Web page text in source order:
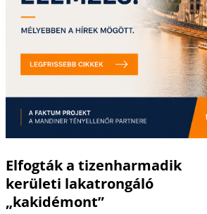
Elfogták a tizenharmadik
kerületi lakatrongáló
„kakidémont”